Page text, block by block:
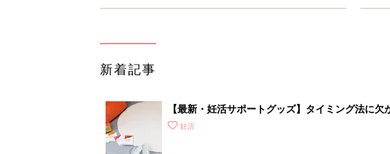
新着記事
【最新・妊活サポートグッズ】タイミング法に
れな“ラブグッズ”を紹介
妊活